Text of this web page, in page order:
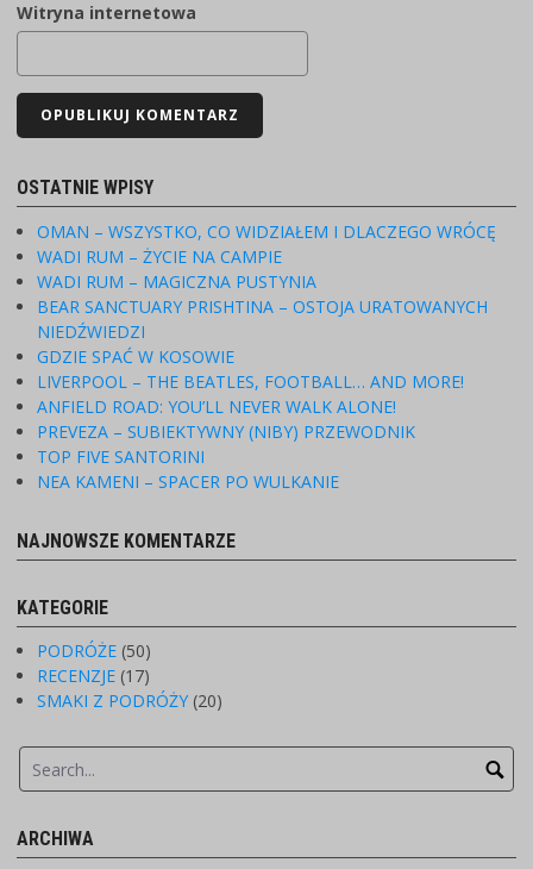
Witryna internetowa
OSTATNIE WPISY
OMAN – WSZYSTKO, CO WIDZIAŁEM I DLACZEGO WRÓCĘ
WADI RUM – ŻYCIE NA CAMPIE
WADI RUM – MAGICZNA PUSTYNIA
BEAR SANCTUARY PRISHTINA – OSTOJA URATOWANYCH
NIEDŹWIEDZI
GDZIE SPAĆ W KOSOWIE
LIVERPOOL – THE BEATLES, FOOTBALL… AND MORE!
ANFIELD ROAD: YOU’LL NEVER WALK ALONE!
PREVEZA – SUBIEKTYWNY (NIBY) PRZEWODNIK
TOP FIVE SANTORINI
NEA KAMENI – SPACER PO WULKANIE
NAJNOWSZE KOMENTARZE
KATEGORIE
PODRÓŻE(50)
RECENZJE(17)
SMAKI Z PODRÓŻY(20)
ARCHIWA